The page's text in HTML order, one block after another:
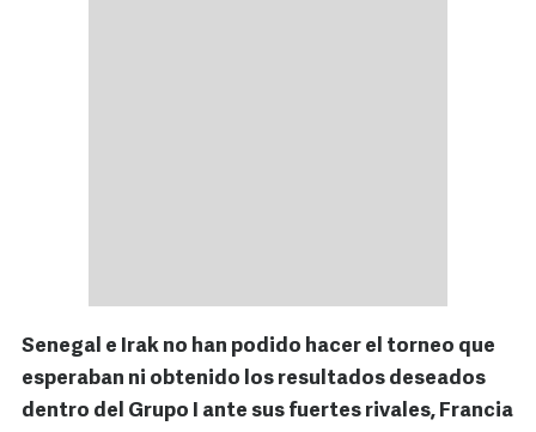
Senegal e Irak no han podido hacer el torneo que
esperaban ni obtenido los resultados deseados
dentro del Grupo I ante sus fuertes rivales, Francia